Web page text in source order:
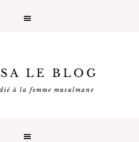
LE BLOG
à la femme musulmane